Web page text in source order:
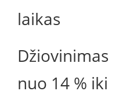
laikas
Džiovinimas
nuo 14 % iki